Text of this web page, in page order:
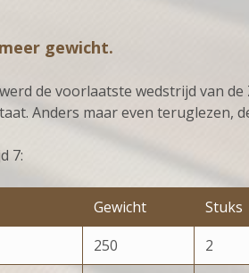
gewicht.
de voorlaatste wedstrijd van
Anders maar even teruglezen,
7:
Gewicht Stuks
250 2